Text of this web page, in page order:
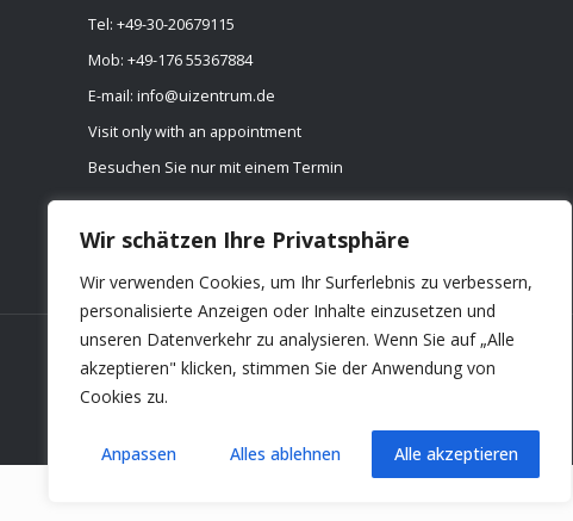
Wir schätzen Ihre Privatsphäre
Wir verwenden Cookies, um Ihr Surferlebnis zu verbessern,
personalisierte Anzeigen oder Inhalte einzusetzen und
unseren Datenverkehr zu analysieren. Wenn Sie auf „Alle
akzeptieren" klicken, stimmen Sie der Anwendung von
Cookies zu.
Anpassen Alles ablehnen Alle akzeptieren
Tel: ​+49-30-20679115
Mob: ​+49-176 55367884
E-mail: info@uizentrum.de
Visit only with an appointment
Besuchen Sie nur mit einem Termin
GmbH, Berlin, Germany.All Rights Reserved.